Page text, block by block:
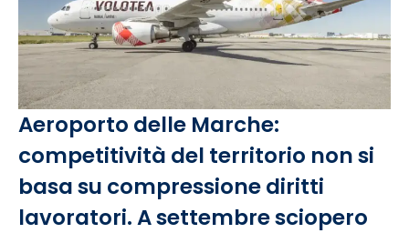
Aeroporto delle Marche:
competitività del territorio non si
basa su compressione diritti
lavoratori. A settembre sciopero